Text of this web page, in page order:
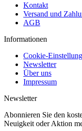
Kontakt
Versand und
AGB
Informationen
Cookie-
Newsletter
Über uns
Impressum
Newsletter
Abonnieren Sie den
Neuigkeit oder Aktion